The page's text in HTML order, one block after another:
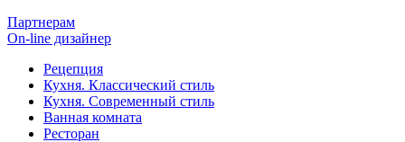
Партнерам
On-line дизайнер
Рецепция
Кухня. Классический стиль
Кухня. Современный стиль
Ванная комната
Ресторан